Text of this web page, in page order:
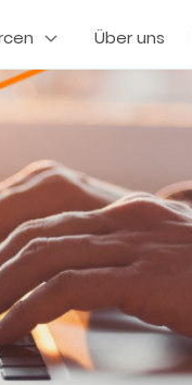
Über uns